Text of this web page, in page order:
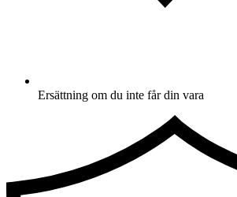
Ersättning om du inte får din vara